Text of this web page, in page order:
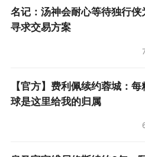
比较像的是曼联的92班影
99辽小虎是影响到了全国
欧洲的俱乐部有一套十分
等等，这是他们核心的东
的，是可以输出服务，把
名记：汤神会耐心等待独行侠
寻求交易方案
【官方】费利佩续约蓉城：每
球是这里给我的归属